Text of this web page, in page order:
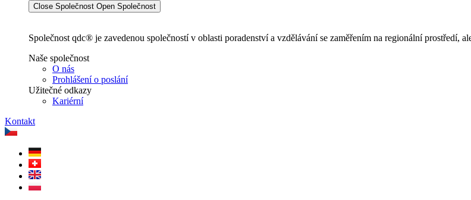
Close Společnost Open Společnost
Společnost qdc® je zavedenou společností v oblasti poradenství a vzdělávání se zaměřením na regionální prostředí,
Naše společnost
O nás
Prohlášení o poslání
Užitečné odkazy
Kariérní
Kontakt